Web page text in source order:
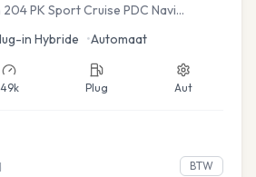
PK Sport Cruise PDC Navi
in Hybride •Automaat
49k Plug Aut
BTW